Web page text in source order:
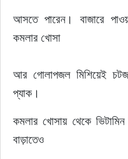
আসতে পারেন। বাজারে
কমলার খোসা
আর গোলাপজল মিশিয়েই
প্যাক।
কমলার খোসায় থেকে
বাড়াতেও